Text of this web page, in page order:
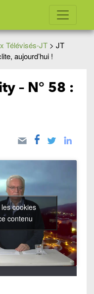
Télévisés-JT > JT
aujourd’hui !
– N° 58 :
cookies
contenu